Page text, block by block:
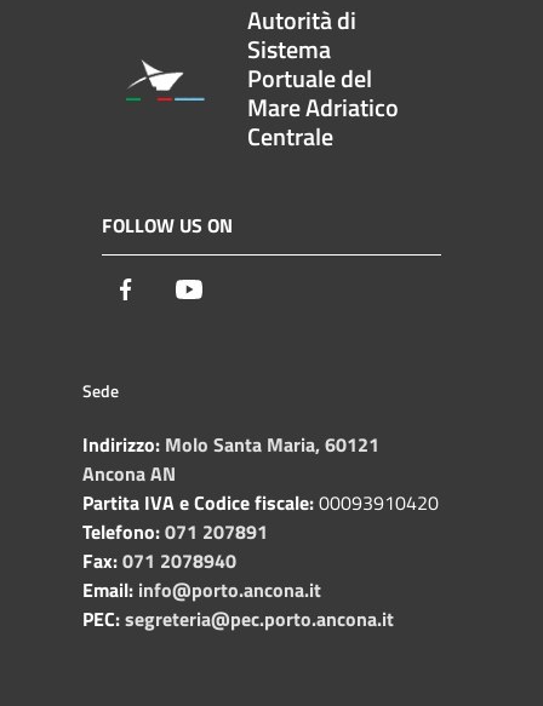
Autorità di
Sistema
Portuale del
Mare Adriatico
Centrale
FOLLOW US ON
Facebook
Sede
Indirizzo: Molo Santa Maria, 60121
Ancona AN
Partita IVA e Codice fiscale:00093910420
Telefono:071 207891
Fax:071 2078940
Email: info@porto.ancona.it
PEC:segreteria@pec.porto.ancona.it